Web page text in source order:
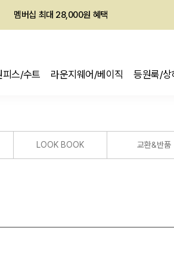
멤버십 최대 28,000원 혜택
피스/수트 라운지웨어/베이직 등원룩/상
LOOK BOOK 교환&반품